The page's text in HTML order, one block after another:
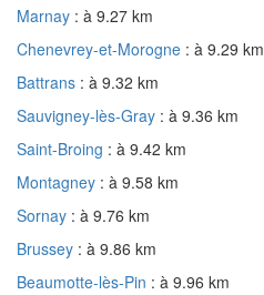
Marnay : à 9.27 km
Chenevrey-et-Morogne : à 9.29 km
Battrans : à 9.32 km
Sauvigney-lès-Gray : à 9.36 km
Saint-Broing : à 9.42 km
Montagney : à 9.58 km
Sornay : à 9.76 km
Brussey : à 9.86 km
Beaumotte-lès-Pin : à 9.96 km